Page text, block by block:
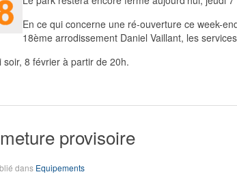
En ce qui concerne une ré-ouverture ce week-
18ème arrodissement Daniel Vaillant, les
8 février à partir de 20h.
provisoire
dans Equipements